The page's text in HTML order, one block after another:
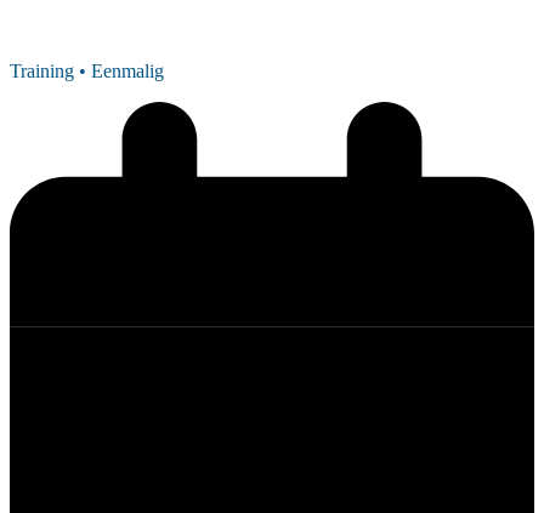
Training • Eenmalig